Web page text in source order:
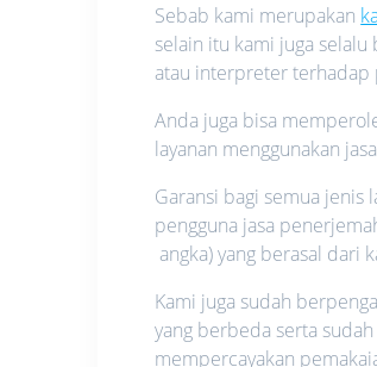
Sebab kami merupakan
selain itu kami juga
atau interpreter terhadap
Anda juga bisa
layanan menggunakan
Garansi bagi semua
pengguna jasa
angka) yang berasal dari
Kami juga sudah
yang berbeda serta
mempercayakan